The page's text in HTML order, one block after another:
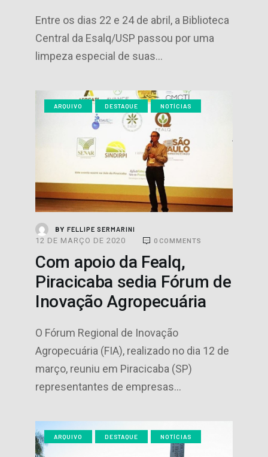
Entre os dias 22 e 24 de abril, a Biblioteca
Central da Esalq/USP passou por uma
limpeza especial de suas…
ARQUIVO DESTAQUE NOTÍCIAS
BY FELLIPE SERMARINI
12 DE MARÇO DE 2020 0 COMMENTS
Com apoio da Fealq,
Piracicaba sedia Fórum de
Inovação Agropecuária
O Fórum Regional de Inovação
Agropecuária (FIA), realizado no dia 12 de
março, reuniu em Piracicaba (SP)
representantes de empresas…
ARQUIVO DESTAQUE NOTÍCIAS